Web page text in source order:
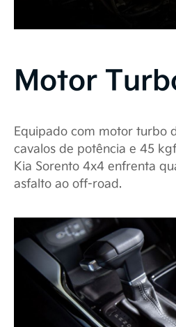
Motor
Equipado com motor turbo
cavalos de potência e 45
Kia Sorento 4x4 enfrenta
asfalto ao off-road.